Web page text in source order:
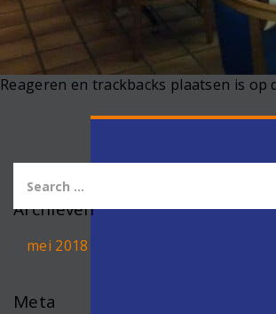
Reageren en trackbacks plaatsen is op
Archieven
mei 2018
Meta